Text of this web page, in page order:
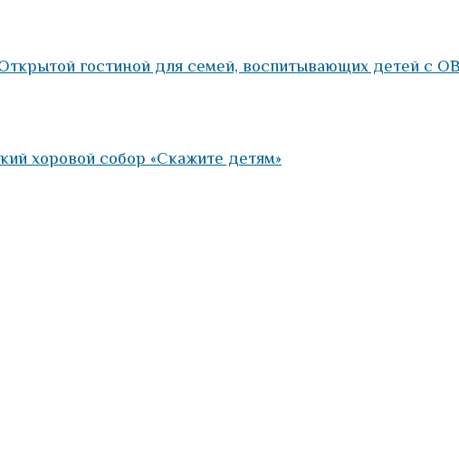
гостиной для семей, воспитывающих детей с
хоровой собор «Скажите детям»